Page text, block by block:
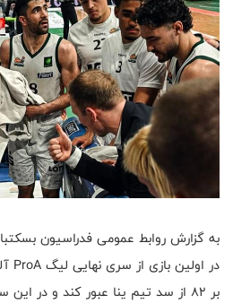
به گزارش روابط عمومی فدراسیون